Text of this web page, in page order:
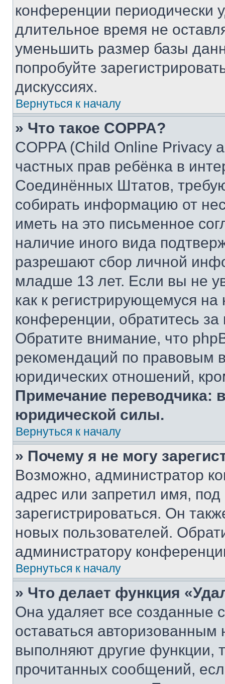
конференции периодически
длительное время не
уменьшить размер базы
попробуйте
дискуссиях.
Вернуться к началу
» Что такое COPPA?
COPPA (Child Online Privacy
частных прав ребёнка в
Соединённых Штатов,
собирать информацию от
иметь на это письменное
наличие иного вида
разрешают сбор личной
младше 13 лет. Если вы не
как к регистрирующемуся
конференции, обратитесь
Обратите внимание, что
рекомендаций по правовым
юридических отношений,
Примечание переводчика:
юридической силы.
Вернуться к началу
» Почему я не могу
Возможно, администратор
адрес или запретил имя,
зарегистрироваться. Он
новых пользователей.
администратору
Вернуться к началу
» Что делает функция
Она удаляет все созданные
оставаться
выполняют другие функции,
прочитанных сообщений,